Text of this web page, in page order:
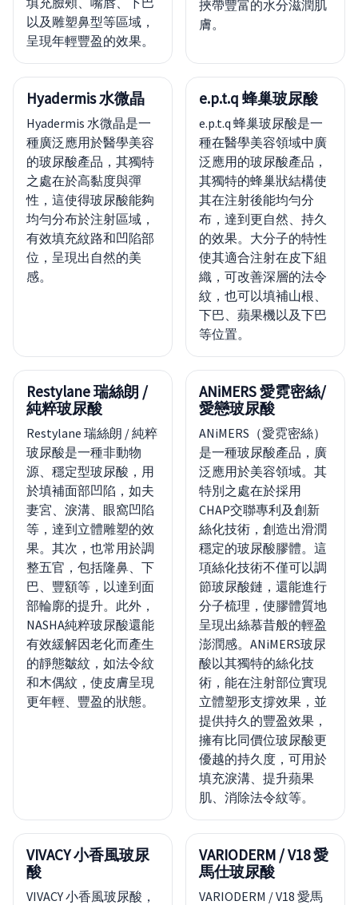
以及雕塑鼻型等區域，
呈現年輕豐盈的效果。
挾帶豐富的水分滋潤肌
膚。
Hyadermis 水微晶
Hyadermis 水微晶是一
種廣泛應用於醫學美容
的玻尿酸產品，其獨特
之處在於高黏度與彈
性，這使得玻尿酸能夠
均勻分布於注射區域，
有效填充紋路和凹陷部
位，呈現出自然的美
感。
e.p.t.q 蜂巢玻尿酸
e.p.t.q 蜂巢玻尿酸是一
種在醫學美容領域中廣
泛應用的玻尿酸產品，
其獨特的蜂巢狀結構使
其在注射後能均勻分
布，達到更自然、持久
的效果。大分子的特性
使其適合注射在皮下組
織，可改善深層的法令
紋，也可以填補山根、
下巴、蘋果機以及下巴
等位置。
Restylane 瑞絲朗 /
純粹玻尿酸
Restylane 瑞絲朗 / 純粹
玻尿酸是一種非動物
源、穩定型玻尿酸，用
於填補面部凹陷，如夫
妻宮、淚溝、眼窩凹陷
等，達到立體雕塑的效
果。其次，也常用於調
整五官，包括隆鼻、下
巴、豐額等，以達到面
部輪廓的提升。此外，
NASHA純粹玻尿酸還能
有效緩解因老化而產生
的靜態皺紋，如法令紋
和木偶紋，使皮膚呈現
更年輕、豐盈的狀態。
ANiMERS 愛霓密絲/
愛戀玻尿酸
ANiMERS（愛霓密絲）
是一種玻尿酸產品，廣
泛應用於美容領域。其
特別之處在於採用
CHAP交聯專利及創新
絲化技術，創造出滑潤
穩定的玻尿酸膠體。這
項絲化技術不僅可以調
節玻尿酸鏈，還能進行
分子梳理，使膠體質地
呈現出絲慕昔般的輕盈
澎潤感。ANiMERS玻尿
酸以其獨特的絲化技
術，能在注射部位實現
立體塑形支撐效果，並
提供持久的豐盈效果，
擁有比同價位玻尿酸更
優越的持久度，可用於
填充淚溝、提升蘋果
肌、消除法令紋等。
VIVACY 小香風玻尿
酸
VIVACY 小香風玻尿酸，
VARIODERM / V18 愛
馬仕玻尿酸
VARIODERM / V18 愛馬